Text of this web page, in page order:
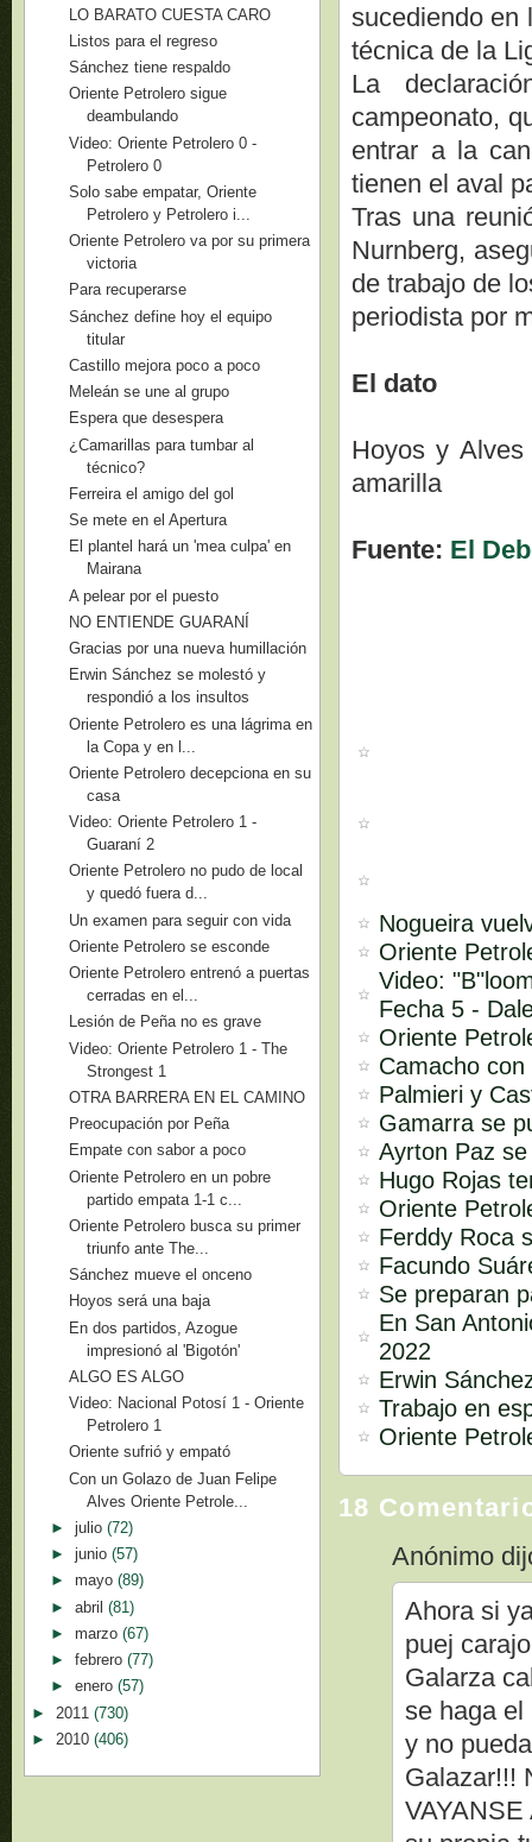
sucediendo en
técnica de la
La
campeonato,
entrar a la
tienen el aval
Tras una
Nurnberg,
de trabajo de
periodista por
El dato
Hoyos y
amarilla
Fuente: El
Nogueira
Oriente
Video:
Fecha 5 -
Oriente
Camacho
Palmieri y
Gamarra se
Ayrton Paz
Hugo Rojas
Oriente
Ferddy Roca
Facundo
Se preparan
En San
2022
Erwin
Trabajo en
Oriente
18
Anónimo
Ahora si
puej
Galarza
se haga el
y no
Galazar!!!
LO BARATO CUESTA CARO
Listos para el regreso
Sánchez tiene respaldo
Oriente Petrolero sigue
deambulando
Video: Oriente Petrolero 0 -
Petrolero 0
Solo sabe empatar, Oriente
Petrolero y Petrolero i...
Oriente Petrolero va por su primera
victoria
Para recuperarse
Sánchez define hoy el equipo
titular
Castillo mejora poco a poco
Meleán se une al grupo
Espera que desespera
¿Camarillas para tumbar al
técnico?
Ferreira el amigo del gol
Se mete en el Apertura
El plantel hará un 'mea culpa' en
Mairana
A pelear por el puesto
NO ENTIENDE GUARANÍ
Gracias por una nueva humillación
Erwin Sánchez se molestó y
respondió a los insultos
Oriente Petrolero es una lágrima en
la Copa y en l...
Oriente Petrolero decepciona en su
casa
Video: Oriente Petrolero 1 -
Guaraní 2
Oriente Petrolero no pudo de local
y quedó fuera d...
Un examen para seguir con vida
Oriente Petrolero se esconde
Oriente Petrolero entrenó a puertas
cerradas en el...
Lesión de Peña no es grave
Video: Oriente Petrolero 1 - The
Strongest 1
OTRA BARRERA EN EL CAMINO
Preocupación por Peña
Empate con sabor a poco
Oriente Petrolero en un pobre
partido empata 1-1 c...
Oriente Petrolero busca su primer
triunfo ante The...
Sánchez mueve el onceno
Hoyos será una baja
En dos partidos, Azogue
impresionó al 'Bigotón'
ALGO ES ALGO
Video: Nacional Potosí 1 - Oriente
Petrolero 1
Oriente sufrió y empató
Con un Golazo de Juan Felipe
Alves Oriente Petrole...
► julio (72)
► junio (57)
► mayo (89)
► abril (81)
► marzo (67)
► febrero (77)
► enero (57)
► 2011 (730)
► 2010 (406)